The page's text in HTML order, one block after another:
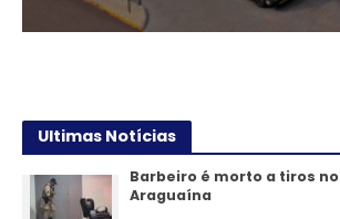
Ultimas Notícias
Barbeiro é morto a tiros
Araguaína